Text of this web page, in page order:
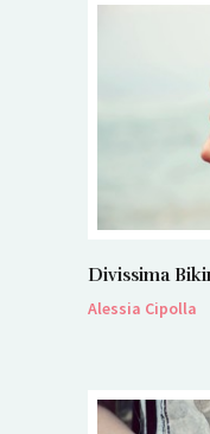
Divissima
Alessia Cipolla